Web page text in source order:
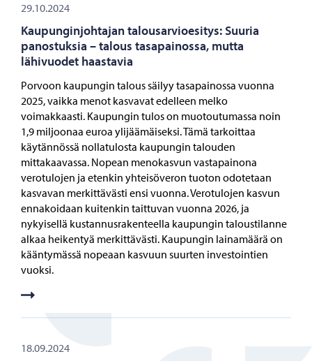
29.10.2024
Kaupunginjohtajan talousarvioesitys: Suuria
panostuksia – talous tasapainossa, mutta
lähivuodet haastavia
Porvoon kaupungin talous säilyy tasapainossa vuonna
2025, vaikka menot kasvavat edelleen melko
voimakkaasti. Kaupungin tulos on muotoutumassa noin
1,9 miljoonaa euroa ylijäämäiseksi. Tämä tarkoittaa
käytännössä nollatulosta kaupungin talouden
mittakaavassa. Nopean menokasvun vastapainona
verotulojen ja etenkin yhteisöveron tuoton odotetaan
kasvavan merkittävästi ensi vuonna. Verotulojen kasvun
ennakoidaan kuitenkin taittuvan vuonna 2026, ja
nykyisellä kustannusrakenteella kaupungin taloustilanne
alkaa heikentyä merkittävästi. Kaupungin lainamäärä on
kääntymässä nopeaan kasvuun suurten investointien
vuoksi.
18.09.2024